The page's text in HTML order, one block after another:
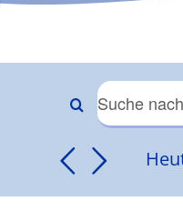
Suche
Bitte
eingeben.